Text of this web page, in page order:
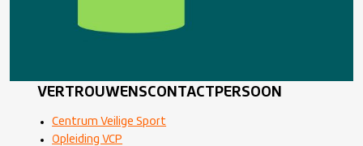
VERTROUWENSCONTACTPERSOON
Centrum Veilige Sport
Opleiding VCP